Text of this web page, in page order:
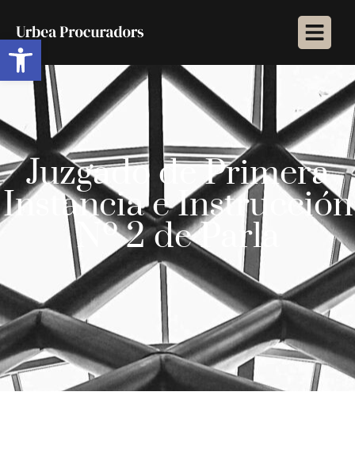
Abrir barra de herramientas
Juzgado de Primera
Instancia e Instrucción
Nº 2 de Parla